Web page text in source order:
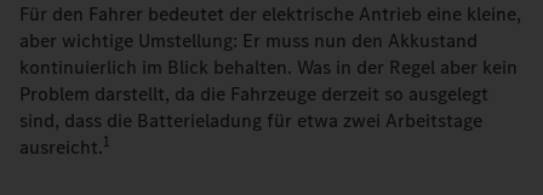
Für den Fahrer bedeutet der elektrische Antrieb eine kleine,
aber wichtige Umstellung: Er muss nun den Akkustand
kontinuierlich im Blick behalten. Was in der Regel aber kein
Problem darstellt, da die Fahrzeuge derzeit so ausgelegt
sind, dass die Batterieladung für etwa zwei Arbeitstage
ausreicht.1